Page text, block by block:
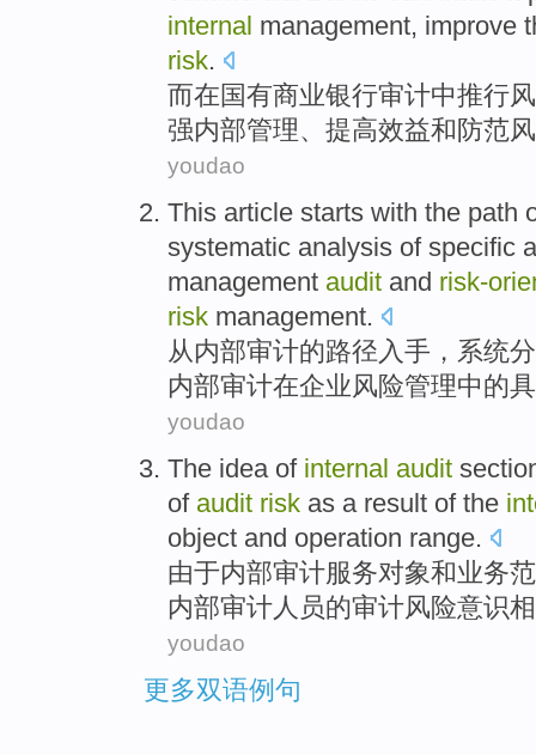
internal management, improve
risk.
而在国有商业银行审计中推行
强内部管理、 提高效益和 防范
youdao
This article starts with the path
systematic analysis of specific
management audit and risk-
risk management.
从内部审计的路径入手， 系统
内部审计在企业风险管理中的
youdao
The idea of internal audit
of audit risk as a result of the
object and operation range.
由于内部审计服务对象和业务
内部审计 人员的审计风险意识
youdao
更多双语例句